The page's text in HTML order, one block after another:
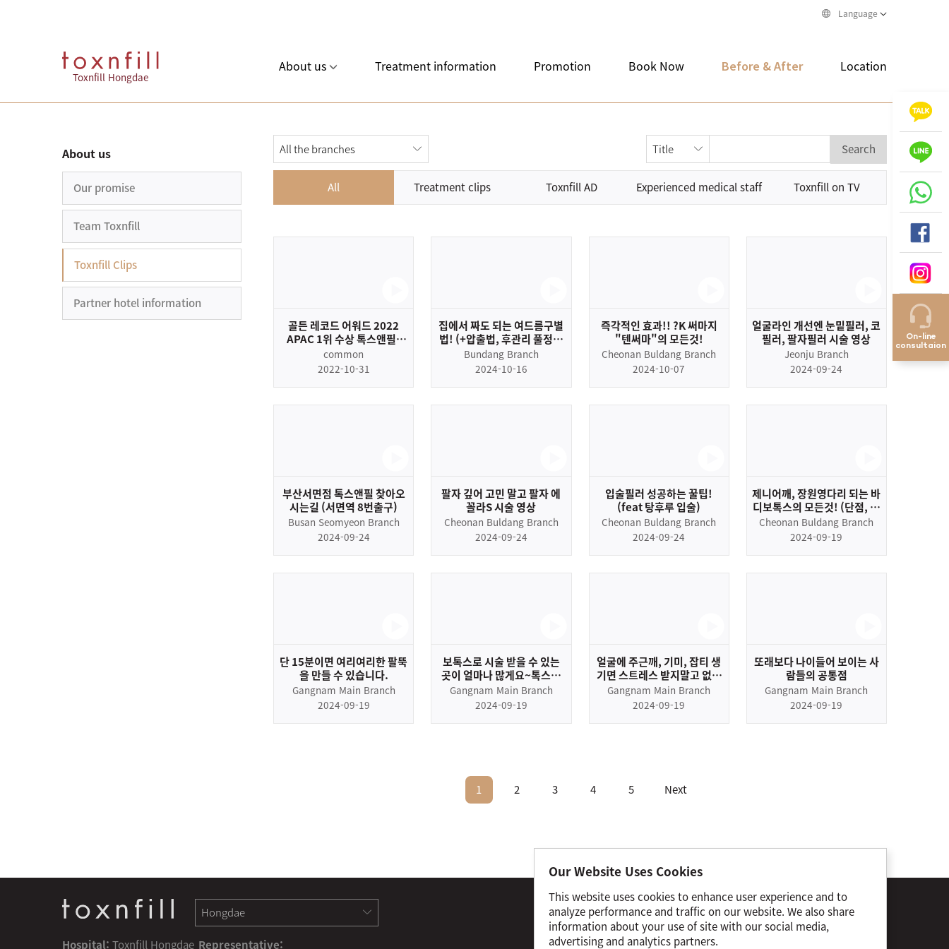
Language
Toxnfill Hongdae
About us Treatment information Promotion Book Now Before & After Location
About us
Our promise
Team Toxnfill
Toxnfill Clips
Partner hotel information
Search
All Treatment clips Toxnfill AD Experienced medical staff Toxnfill on TV
골든 레코드 어워드 2022
APAC 1위 수상 톡스앤필 |
7th Golden Record
Award 2022 Accelerated
common
2022-10-31
집에서 짜도 되는 여드름구별
법! (+압출법, 후관리 풀정보
다있음)
Bundang Branch
2024-10-16
즉각적인 효과!! ?K 써마지
"텐써마"의 모든것!
Cheonan Buldang Branch
2024-10-07
얼굴라인 개선엔 눈밑필러, 코
필러, 팔자필러 시술 영상
Jeonju Branch
2024-09-24
부산서면점 톡스앤필 찾아오
시는길 (서면역 8번출구)
Busan Seomyeon Branch
2024-09-24
팔자 깊어 고민 말고 팔자 에
꼴라S 시술 영상
Cheonan Buldang Branch
2024-09-24
입술필러 성공하는 꿀팁!
(feat 탕후루 입술)
Cheonan Buldang Branch
2024-09-24
제니어깨, 장원영다리 되는 바
디보톡스의 모든것! (단점, 효
과, 증상 총정리~)
Cheonan Buldang Branch
2024-09-19
단 15분이면 여리여리한 팔뚝
을 만들 수 있습니다.
Gangnam Main Branch
2024-09-19
보톡스로 시술 받을 수 있는
곳이 얼마나 많게요~톡스앤
필에서 보여줄께요~
Gangnam Main Branch
2024-09-19
얼굴에 주근깨, 기미, 잡티 생
기면 스트레스 받지말고 없애
는 법
Gangnam Main Branch
2024-09-19
또래보다 나이들어 보이는 사
람들의 공통점
Gangnam Main Branch
2024-09-19
1 2 3 4 5 Next
Hospital: Toxnfill Hongdae Representative:
Terms of Use Privacy Policy Cookie Notice
Hospital:toxnfill Gangnam Main Branch
On-line
consultaion
Our Website Uses Cookies
This website uses cookies to enhance user experience and to
analyze performance and traffic on our website. We also share
information about your use of site with our social media,
advertising and analytics partners.